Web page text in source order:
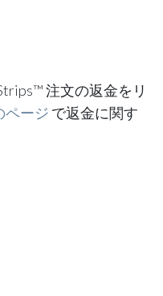
注文の返金をリ
ページ で返金に関す